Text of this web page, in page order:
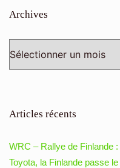
Archives
Articles récents
WRC – Rallye de Finlande
Toyota, la Finlande passe